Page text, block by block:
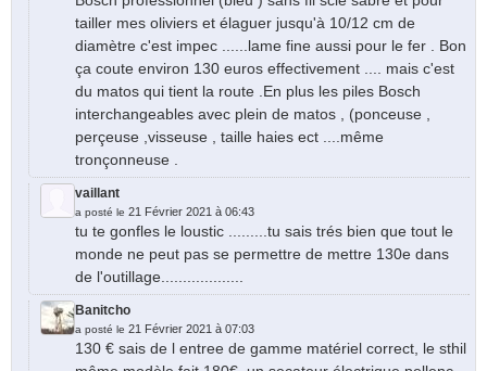
tailler mes oliviers et élaguer jusqu'à 10/12 cm de
diamètre c'est impec ......lame fine aussi pour le fer . Bon
ça coute environ 130 euros effectivement .... mais c'est
du matos qui tient la route .En plus les piles Bosch
interchangeables avec plein de matos , (ponceuse ,
perçeuse ,visseuse , taille haies ect ....même
tronçonneuse .
vaillant
a posté le 21 Février 2021 à 06:43
tu te gonfles le loustic .........tu sais trés bien que tout le
monde ne peut pas se permettre de mettre 130e dans
de l'outillage...................
Banitcho
a posté le 21 Février 2021 à 07:03
130 € sais de l entree de gamme matériel correct, le sthil